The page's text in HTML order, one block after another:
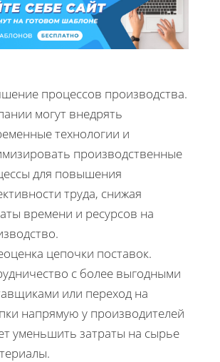
процессов производства.
могут внедрять
технологии и
производственные
для повышения
труда, снижая
времени и ресурсов на
цепочки поставок.
с более выгодными
или переход на
напрямую у производителей
уменьшить затраты на сырье